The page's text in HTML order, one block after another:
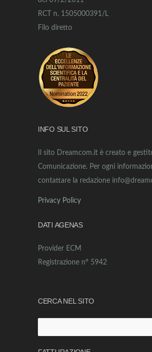
RCT n. 1505000391/L
Filo diretto
INFO SUL SITO
Il sito Dreamcom.it è creato e
Comunicazione. Per ogni
contattare la redazione
Privacy Policy
DATI AGENAS
Provider ECM
Registrazione n° 5942
CERCA NEL SITO
per: